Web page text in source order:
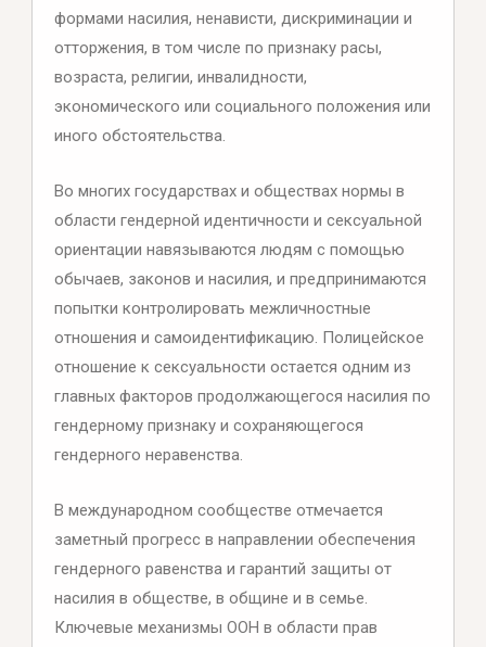
формами насилия, ненависти, дискриминации и
отторжения, в том числе по признаку расы,
возраста, религии, инвалидности,
экономического или социального положения или
иного обстоятельства.
Во многих государствах и обществах нормы в
области гендерной идентичности и сексуальной
ориентации навязываются людям с помощью
обычаев, законов и насилия, и предпринимаются
попытки контролировать межличностные
отношения и самоидентификацию. Полицейское
отношение к сексуальности остается одним из
главных факторов продолжающегося насилия по
гендерному признаку и сохраняющегося
гендерного неравенства.
В международном сообществе отмечается
заметный прогресс в направлении обеспечения
гендерного равенства и гарантий защиты от
насилия в обществе, в общине и в семье.
Ключевые механизмы ООН в области прав